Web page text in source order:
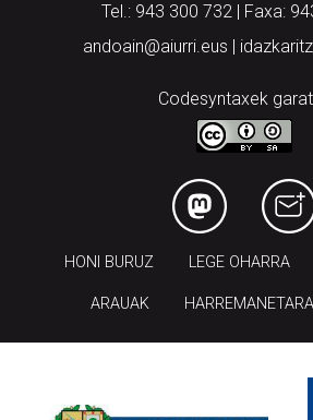
Tel.: 943 300 732 | Faxa:
andoain@aiurri.eus |
Codesyntaxek
HONI BURUZ LEGE OHARRA
ARAUAK